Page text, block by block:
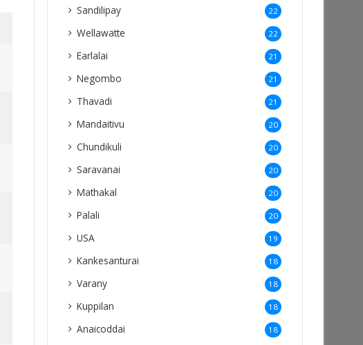
Sandilipay 22
Wellawatte 22
Earlalai 21
Negombo 21
Thavadi 21
Mandaitivu 20
Chundikuli 20
Saravanai 20
Mathakal 20
Palali 20
USA 19
Kankesanturai 18
Varany 18
Kuppilan 18
Anaicoddai 18